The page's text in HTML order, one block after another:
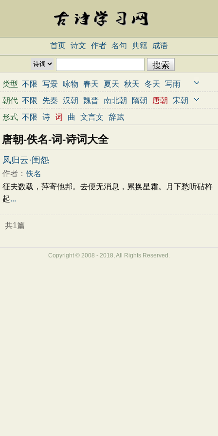
首页 诗文 作者 名句 典籍 成语
类型 不限 写景 咏物 春天 夏天 秋天 冬天
写雨
写雪
写风 写花 梅花 荷花 菊花 柳树
月亮
山水 写山 写水 长江 黄河 儿童 写鸟
写马
田园 边塞 地名 抒情 爱国 离别 送别 思乡
思念 爱情 励志 哲理 闺怨
母亲 友情 战争 读书 惜时 婉约 豪放 诗经
民谣
节日
端午节
咏史怀古
宋词精选 小学古诗
初中古诗
朝代 不限 先秦 汉朝 魏晋 南北朝 隋朝 唐朝
宋朝
元朝
明朝 清朝 近代 当代
形式 不限 诗 词 曲 文言文 辞赋
唐朝-佚名-词-诗词大全
凤归云·闺怨
作者： 佚名
征夫数载，萍寄他邦。去便无消息，累换星霜。月下愁听砧杵
起...
共1篇
Copyright © 2008 - 2018, All Rights Reserved.